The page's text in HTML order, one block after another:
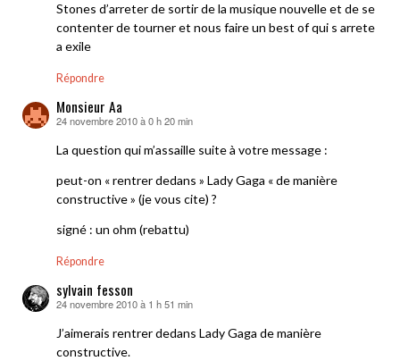
Stones d’arreter de sortir de la musique nouvelle et de se
contenter de tourner et nous faire un best of qui s arrete
a exile
Répondre
Monsieur Aa
dit :
24 novembre 2010 à 0 h 20 min
La question qui m’assaille suite à votre message :
peut-on « rentrer dedans » Lady Gaga « de manière
constructive » (je vous cite) ?
signé : un ohm (rebattu)
Répondre
sylvain fesson
dit :
24 novembre 2010 à 1 h 51 min
J’aimerais rentrer dedans Lady Gaga de manière
constructive.